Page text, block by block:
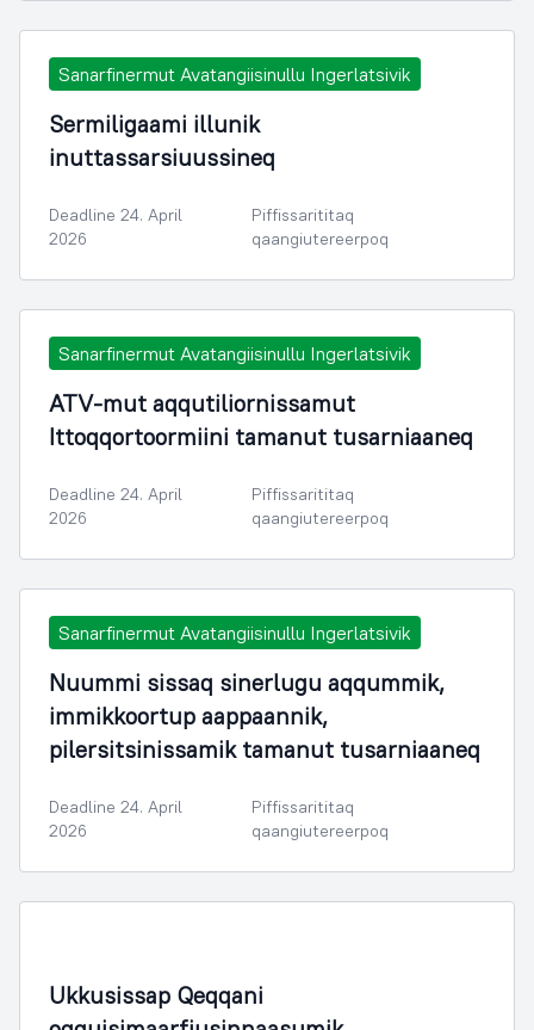
Sanarfinermut Avatangiisinullu Ingerlatsivik
Sermiligaami illunik
inuttassarsiuussineq
Deadline 24. April
2026
Piffissarititaq
qaangiutereerpoq
Sanarfinermut Avatangiisinullu Ingerlatsivik
ATV-mut aqqutiliornissamut
Ittoqqortoormiini tamanut tusarniaaneq
Deadline 24. April
2026
Piffissarititaq
qaangiutereerpoq
Sanarfinermut Avatangiisinullu Ingerlatsivik
Nuummi sissaq sinerlugu aqqummik,
immikkoortup aappaannik,
pilersitsinissamik tamanut tusarniaaneq
Deadline 24. April
2026
Piffissarititaq
qaangiutereerpoq
Ukkusissap Qeqqani